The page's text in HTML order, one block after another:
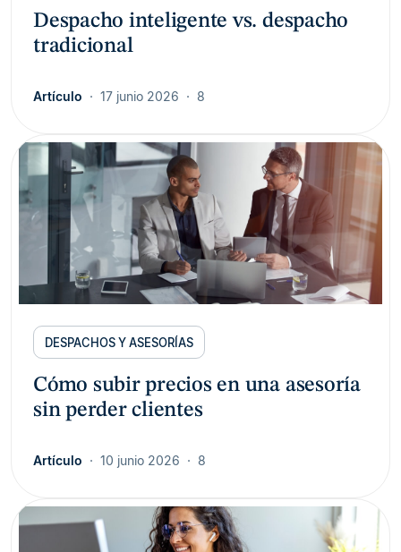
Despacho inteligente vs. despacho
tradicional
Artículo 17 junio 2026 8
DESPACHOS Y ASESORÍAS
Cómo subir precios en una asesoría
sin perder clientes
Artículo 10 junio 2026 8